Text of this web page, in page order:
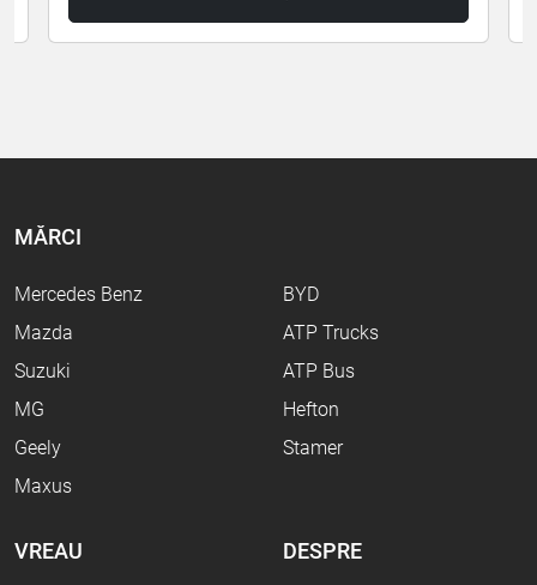
MĂRCI
Mercedes Benz
Mazda
Suzuki
MG
Geely
Maxus
BYD
ATP Trucks
ATP Bus
Hefton
Stamer
VREAU DESPRE